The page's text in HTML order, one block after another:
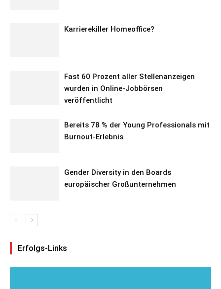
Karrierekiller Homeoffice?
Fast 60 Prozent aller Stellenanzeigen
wurden in Online-Jobbörsen
veröffentlicht
Bereits 78 % der Young Professionals mit
Burnout-Erlebnis
Gender Diversity in den Boards
europäischer Großunternehmen
Erfolgs-Links